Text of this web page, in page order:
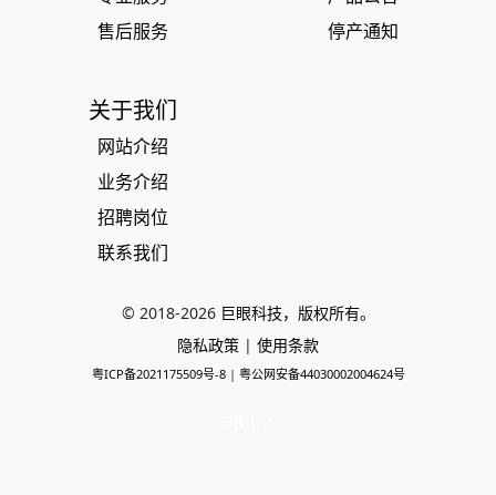
售后服务
停产通知
关于我们
网站介绍
业务介绍
招聘岗位
联系我们
© 2018-2026 巨眼科技，版权所有。
隐私政策 | 使用条款
粤ICP备2021175509号-8| 粤公网安备44030002004624号